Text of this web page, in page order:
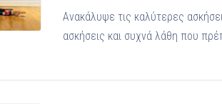
Ανακάλυψε τις καλύτερες
ασκήσεις και συχνά λάθη που